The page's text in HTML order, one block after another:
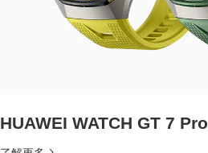
HUAWEI WATCH GT 7 Pro